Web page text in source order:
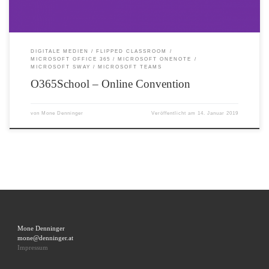
DIGITALE MEDIEN
FLIPPED CLASSROOM
MICROSOFT OFFICE 365
MICROSOFT ONENOTE
MICROSOFT SWAY
MICROSOFT TEAMS
O365School – Online Convention
von Mone Denninger Veröffentlicht am 14. Januar 2019
Mone Denninger
mone@denninger.at
Impressum